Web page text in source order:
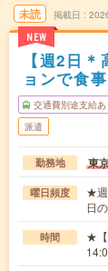
未読
NEW
掲載日
【週2日
ョンで食
交通費別途支給あ
派遣
勤務地 東
曜日頻度
★週
日
時間
★【